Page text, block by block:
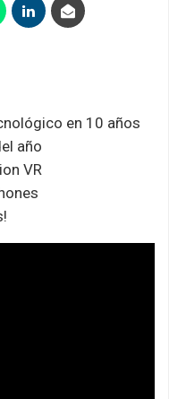
en 10 años
año
VR